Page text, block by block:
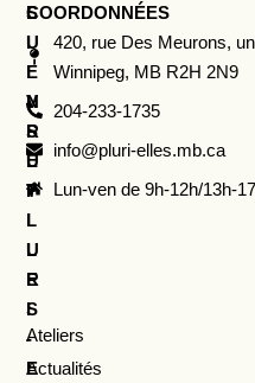
COORDONNÉES
420, rue Des Meurons,
Winnipeg, MB R2H 2N9
204-233-1735
info@pluri-elles.mb.ca
Lun-ven de 9h-12h/13h-
L
I
E
N
S
U
T
I
L
E
S
Ateliers
Actualités
S
U
I
V
R
E
P
L
U
R
I
-
E